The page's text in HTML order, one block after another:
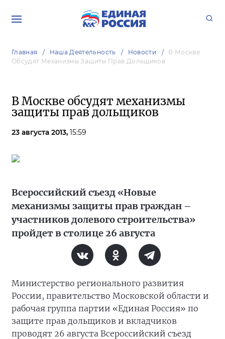
Главная Наша Деятельность Новости
В Москве
Обсудят Механизмы Защиты Прав Дольщиков
В Москве обсудят механизмы
защиты прав дольщиков
23 августа 2013, 15:59
Всероссийский съезд «Новые
механизмы защиты прав граждан –
участников долевого строительства»
пройдет в столице 26 августа
Министерство регионального развития
России, правительство Московской области и
рабочая группа партии «Единая Россия» по
защите прав дольщиков и вкладчиков
проводят 26 августа Всероссийский съезд